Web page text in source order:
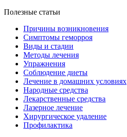
Полезные статьи
Причины возникновения
Симптомы геморроя
Виды и стадии
Методы лечения
Упражнения
Соблюдение диеты
Лечение в домашних условиях
Народные средства
Лекарственные средства
Лазерное лечение
Хирургическое удаление
Профилактика